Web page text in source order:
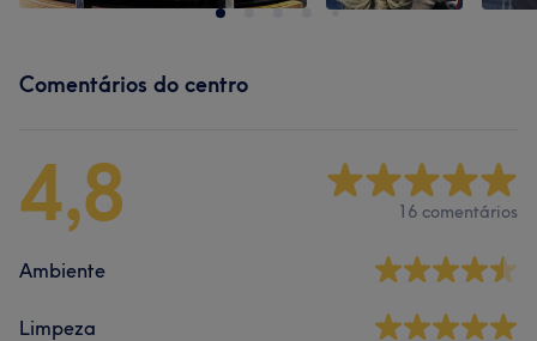
Comentários do centro
4,8 16 comentários
Ambiente
Limpeza